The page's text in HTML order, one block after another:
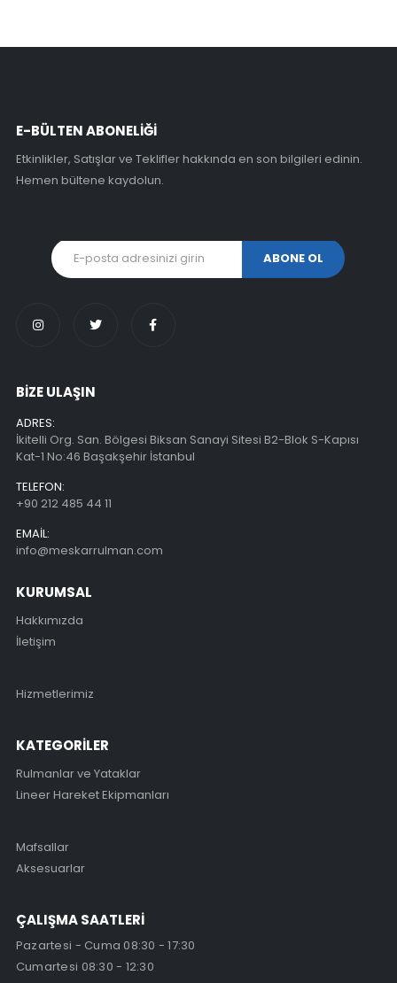
E-BÜLTEN ABONELİĞİ
Etkinlikler, Satışlar ve Teklifler hakkında en son bilgileri edinin.
Hemen bültene kaydolun.
BİZE ULAŞIN
ADRES:
İkitelli Org. San. Bölgesi Biksan Sanayi Sitesi B2-Blok S-Kapısı
Kat-1 No:46 Başakşehir İstanbul
TELEFON:
+90 212 485 44 11
EMAIL:
info@meskarrulman.com
KURUMSAL
Hakkımızda
İletişim
Hizmetlerimiz
KATEGORİLER
Rulmanlar ve Yataklar
Lineer Hareket Ekipmanları
Mafsallar
Aksesuarlar
ÇALIŞMA SAATLERİ
Pazartesi - Cuma 08:30 - 17:30
Cumartesi 08:30 - 12:30